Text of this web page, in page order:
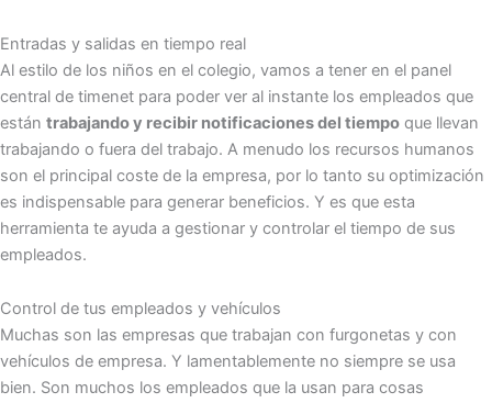
Entradas y salidas en tiempo real
Al estilo de los niños en el colegio, vamos a tener en el panel
central de timenet para poder ver al instante los empleados que
están trabajando y recibir notificaciones del tiempo que llevan
trabajando o fuera del trabajo. A menudo los recursos humanos
son el principal coste de la empresa, por lo tanto su optimización
es indispensable para generar beneficios. Y es que esta
herramienta te ayuda a gestionar y controlar el tiempo de sus
empleados.
Control de tus empleados y vehículos
Muchas son las empresas que trabajan con furgonetas y con
vehículos de empresa. Y lamentablemente no siempre se usa
bien. Son muchos los empleados que la usan para cosas